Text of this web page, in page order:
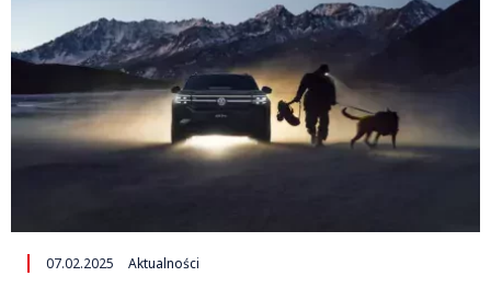
07.02.2025 Aktualności